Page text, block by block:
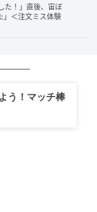
た！」直後、宙ぼ
」＜注文ミス体験
う！マッチ棒